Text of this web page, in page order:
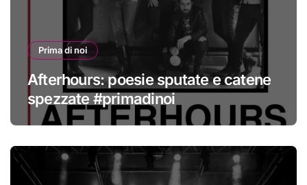
Prima di noi
Afterhours: poesie sputate e catene
spezzate #primadinoi